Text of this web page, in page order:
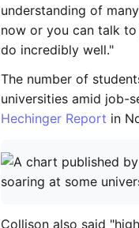
understanding of
now or you can talk
do incredibly well."
The number of
universities amid job-
Hechinger Report in
Collison also said